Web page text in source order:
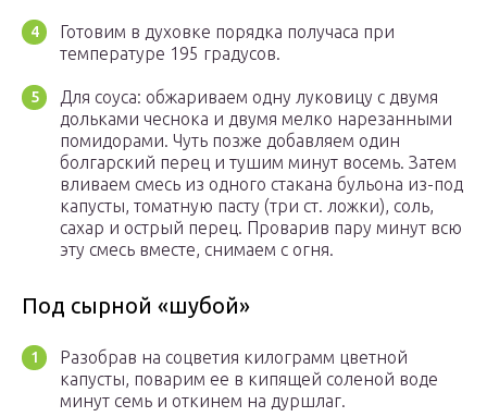
Готовим в духовке порядка получаса при
температуре 195 градусов.
Для соуса: обжариваем одну луковицу с двумя
дольками чеснока и двумя мелко нарезанными
помидорами. Чуть позже добавляем один
болгарский перец и тушим минут восемь. Затем
вливаем смесь из одного стакана бульона из-под
капусты, томатную пасту (три ст. ложки), соль,
сахар и острый перец. Проварив пару минут всю
эту смесь вместе, снимаем с огня.
Под сырной «шубой»
Разобрав на соцветия килограмм цветной
капусты, поварим ее в кипящей соленой воде
минут семь и откинем на дуршлаг.